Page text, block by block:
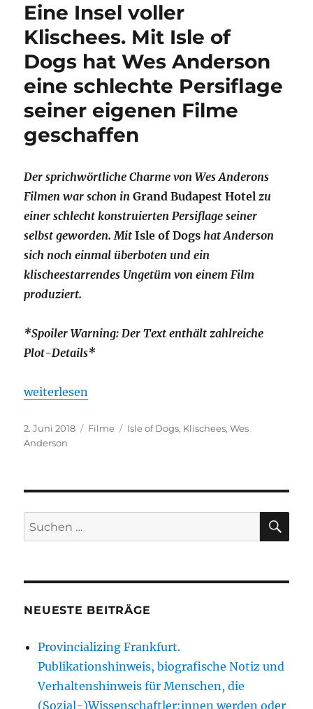
Eine Insel voller
Klischees. Mit Isle of
Dogs hat Wes Anderson
eine schlechte Persiflage
seiner eigenen Filme
geschaffen
Der sprichwörtliche Charme von Wes Anderons
Filmen war schon inGrand Budapest Hotel zu
einer schlecht konstruierten Persiflage seiner
selbst geworden. Mit Isle of Dogshat Anderson
sich noch einmal überboten und ein
klischeestarrendes Ungetüm von einem Film
produziert.
*Spoiler Warning: Der Text enthält zahlreiche
Plot-Details*
„Eine Insel voller Klischees. Mit Isle of Dogs hat
weiterlesen
Veröffentlicht
am
2. Juni 2018 Kategorien
Filme Schlagwörter
Isle of Dogs, Klischees,Wes
Anderson
Suche
nach:
NEUESTE BEITRÄGE
Provincializing Frankfurt.
Publikationshinweis, biografische Notiz und
Verhaltenshinweis für Menschen, die
(Sozial-)Wissenschaftler:innen werden oder